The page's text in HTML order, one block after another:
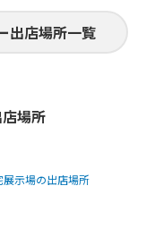
出店場所一覧
場所
展示場の出店場所